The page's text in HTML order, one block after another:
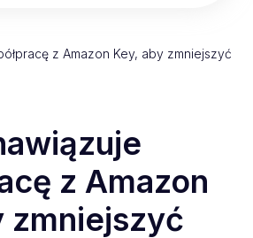
z Amazon Key, aby zmniejszyć
z Amazon
zmniejszyć